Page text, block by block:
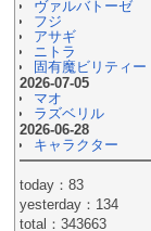
ヴァルバトーゼ
フジ
アサギ
ニトラ
固有魔ビリティー
2026-07-05
マオ
ラズベリル
2026-06-28
キャラクター
today：83
yesterday：134
total：343663